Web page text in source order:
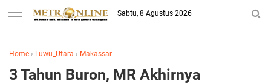
Sabtu, 8 Agustus 2026
Home › Luwu_Utara › Makassar
3 Tahun Buron, MR Akhirnya